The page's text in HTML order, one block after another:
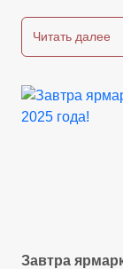
Читать далее
Завтра